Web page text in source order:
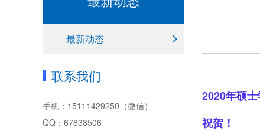
最新动态
联系我们
手机： 15111429250 （微信）
QQ：67838506
2020年硕
祝贺！